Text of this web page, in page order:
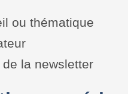
ou thématique
la newsletter